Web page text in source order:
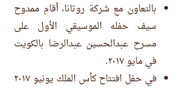
بالتعاون مع شركة روتانا، أقام ممدوح
سيف حفله الموسيقي الأول على
مسرح عبدالحسين عبدالرضا بالكويت
في مايو ٢٠١٧.
في حفل افتتاح كأس الملك يونيو ٢٠١٧